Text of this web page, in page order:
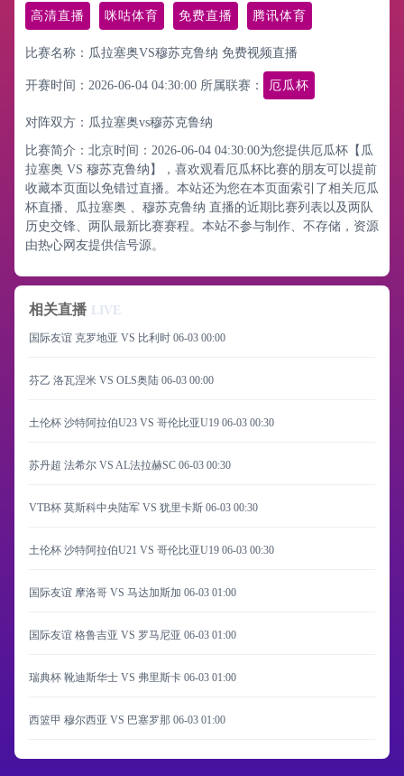
高清直播
咪咕体育 免费直播 腾讯体育
比赛名称：瓜拉塞奥VS穆苏克鲁纳 免费视频直播
开赛时间：2026-06-04 04:30:00 所属联赛： 厄瓜杯
对阵双方：瓜拉塞奥vs穆苏克鲁纳
比赛简介：北京时间：2026-06-04 04:30:00为您提供厄瓜杯【瓜
拉塞奥 VS 穆苏克鲁纳】，喜欢观看厄瓜杯比赛的朋友可以提前
收藏本页面以免错过直播。本站还为您在本页面索引了相关厄瓜
杯直播、瓜拉塞奥 、穆苏克鲁纳 直播的近期比赛列表以及两队
历史交锋、两队最新比赛赛程。本站不参与制作、不存储，资源
由热心网友提供信号源。
相关直播 LIVE
国际友谊 克罗地亚 VS 比利时 06-03 00:00
芬乙 洛瓦涅米 VS OLS奥陆 06-03 00:00
土伦杯 沙特阿拉伯U23 VS 哥伦比亚U19 06-03 00:30
苏丹超 法希尔 VS AL法拉赫SC 06-03 00:30
VTB杯 莫斯科中央陆军 VS 犹里卡斯 06-03 00:30
土伦杯 沙特阿拉伯U21 VS 哥伦比亚U19 06-03 00:30
国际友谊 摩洛哥 VS 马达加斯加 06-03 01:00
国际友谊 格鲁吉亚 VS 罗马尼亚 06-03 01:00
瑞典杯 靴迪斯华士 VS 弗里斯卡 06-03 01:00
西篮甲 穆尔西亚 VS 巴塞罗那 06-03 01:00